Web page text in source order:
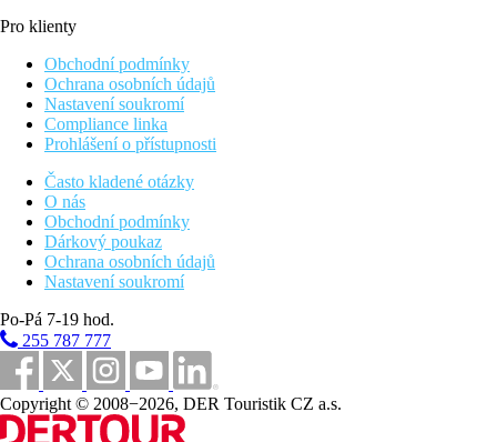
Pro klienty
Obchodní podmínky
Ochrana osobních údajů
Nastavení soukromí
Compliance linka
Prohlášení o přístupnosti
Často kladené otázky
O nás
Obchodní podmínky
Dárkový poukaz
Ochrana osobních údajů
Nastavení soukromí
Po-Pá 7-19 hod.
255 787 777
Copyright © 2008−2026, DER Touristik CZ a.s.